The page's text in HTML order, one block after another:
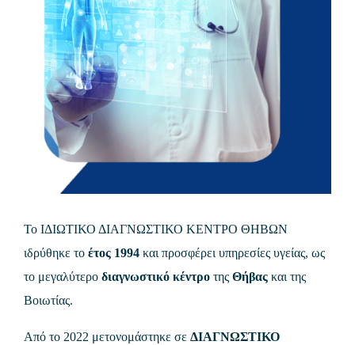
Το ΙΔΙΩΤΙΚΟ ΔΙΑΓΝΩΣΤΙΚΟ ΚΕΝΤΡΟ ΘΗΒΩΝ
ιδρύθηκε το έτος 1994 και προσφέρει υπηρεσίες υγείας, ως
το μεγαλύτερο διαγνωστικό κέντρο της Θήβας και της
Βοιωτίας.
Από το 2022 μετονομάστηκε σε ΔΙΑΓΝΩΣΤΙΚΟ